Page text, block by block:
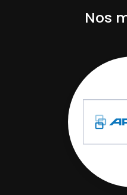
Nos